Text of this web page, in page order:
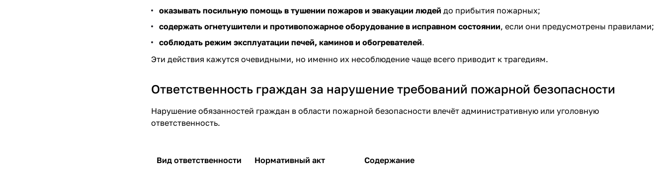
оказывать посильную помощь в тушении пожаров и эвакуации людей до прибытия пожарных;
содержать огнетушители и противопожарное оборудование в исправном состоянии, если они предусмотрены правилами;
соблюдать режим эксплуатации печей, каминов и обогревателей.
Эти действия кажутся очевидными, но именно их несоблюдение чаще всего приводит к трагедиям.
Ответственность граждан за нарушение требований пожарной безопасности
Нарушение обязанностей граждан в области пожарной безопасности влечёт административную или уголовную
ответственность.
Вид ответственности Нормативный акт Содержание